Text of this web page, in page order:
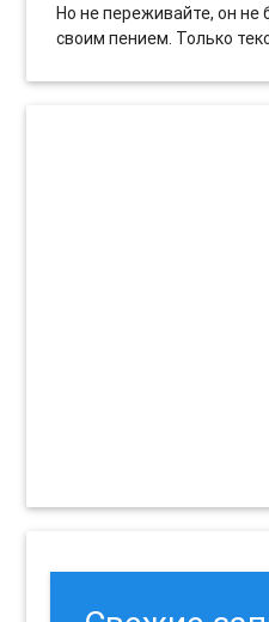
Но не переживайте, он не
своим пением. Только